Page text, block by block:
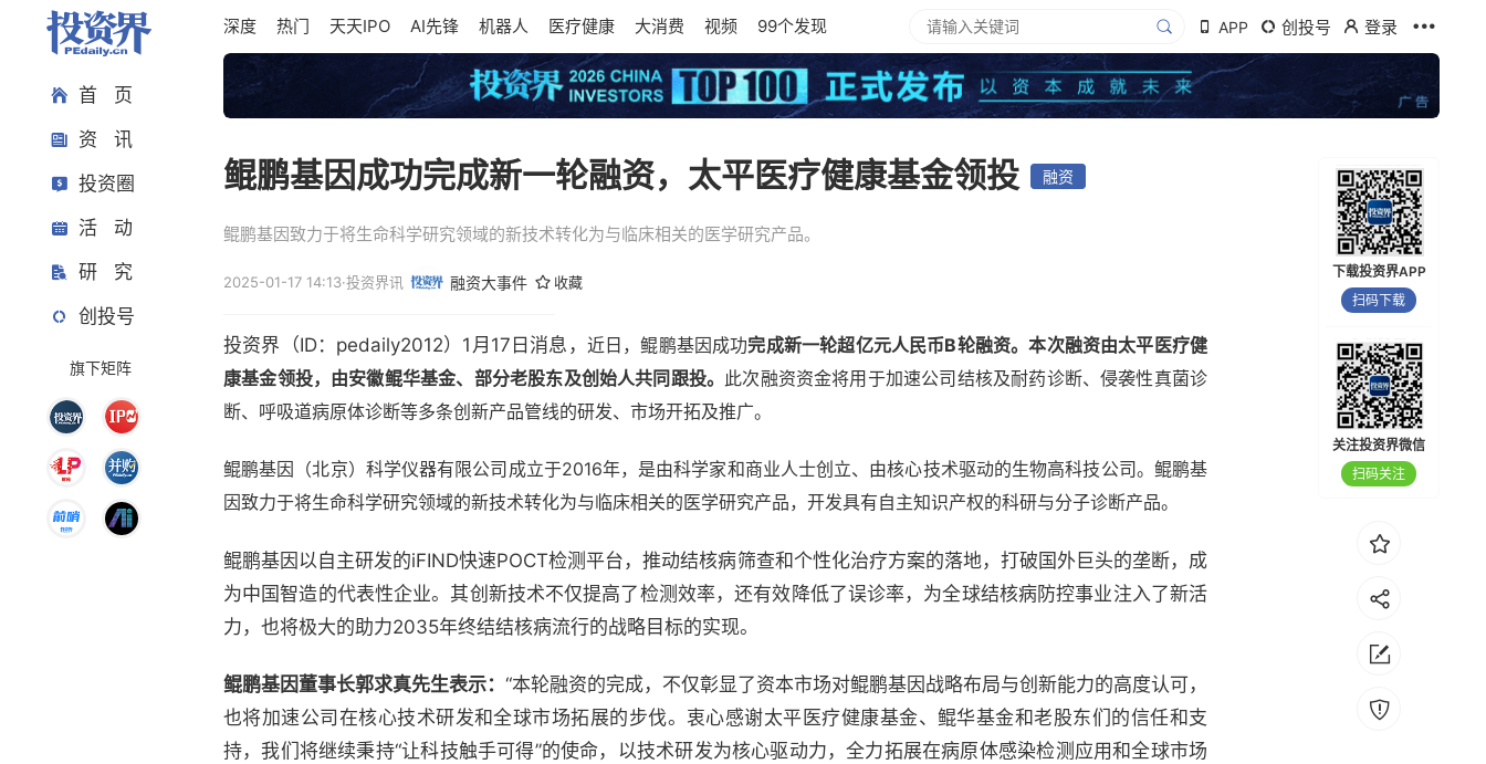
首 页
资 讯
投资圈
活 动
研 究
创投号
旗下矩阵
深度 热门 天天IPO AI先锋 机器人 医疗健康 大消费 视频 99个发现 APP 创投号 登录
鲲鹏基因成功完成新一轮融资，太平医疗健康基金领投 融资
鲲鹏基因致力于将生命科学研究领域的新技术转化为与临床相关的医学研究产品。
2025-01-17 14:13·投资界讯 融资大事件 收藏
投资界（ID：pedaily2012）1月17日消息， 近日，鲲鹏基因成功完成新一轮超亿元人民币B轮融资。本次融资由太平医疗健
康基金领投，由安徽鲲华基金、部分老股东及创始人共同跟投。 此次融资资金将用于加速公司结核及耐药诊断、侵袭性真菌诊
断、呼吸道病原体诊断等多条创新产品管线的研发、市场开拓及推广。
鲲鹏基因（北京）科学仪器有限公司成立于2016年，是由科学家和商业人士创立、由核心技术驱动的生物高科技公司。鲲鹏基
因致力于将生命科学研究领域的新技术转化为与临床相关的医学研究产品，开发具有自主知识产权的科研与分子诊断产品。
鲲鹏基因以自主研发的iFIND快速POCT检测平台，推动结核病筛查和个性化治疗方案的落地，打破国外巨头的垄断，成
为中国智造的代表性企业。其创新技术不仅提高了检测效率，还有效降低了误诊率，为全球结核病防控事业注入了新活
力，也将极大的助力2035年终结结核病流行的战略目标的实现。
鲲鹏基因董事长郭求真先生表示： “本轮融资的完成，不仅彰显了资本市场对鲲鹏基因战略布局与创新能力的高度认可，
也将加速公司在核心技术研发和全球市场拓展的步伐。衷心感谢太平医疗健康基金、鲲华基金和老股东们的信任和支
持，我们将继续秉持“让科技触手可得”的使命，以技术研发为核心驱动力，全力拓展在病原体感染检测应用和全球市场
下载投资界APP
扫码下载
关注投资界微信
扫码关注